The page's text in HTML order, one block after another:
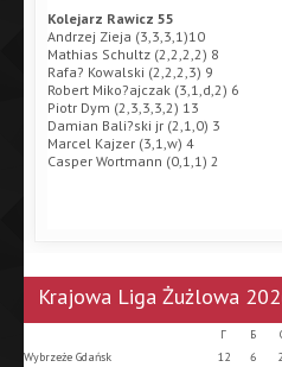
Kolejarz Rawicz 55
Andrzej Zieja (3,3,3,1)10
Mathias Schultz (2,2,2,2) 8
Rafa? Kowalski (2,2,2,3) 9
Robert Miko?ajczak (3,1,d,2) 6
Piotr Dym (2,3,3,3,2) 13
Damian Bali?ski jr (2,1,0) 3
Marcel Kajzer (3,1,w) 4
Casper Wortmann (0,1,1) 2
Krajowa Liga Żużlowa
Г Б
Wybrzeże Gdańsk
12 6